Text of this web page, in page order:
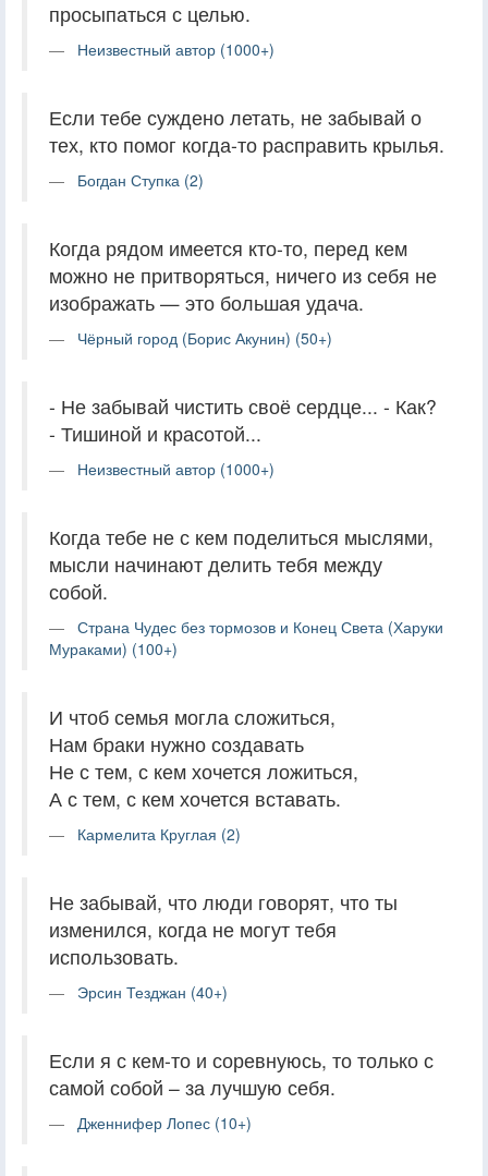
просыпаться с целью.
Неизвестный автор (1000+)
Если тебе суждено летать, не забывай о
тех, кто помог когда-то расправить крылья.
Богдан Ступка (2)
Когда рядом имеется кто-то, перед кем
можно не притворяться, ничего из себя не
изображать — это большая удача.
Чёрный город (Борис Акунин) (50+)
- Не забывай чистить своё сердце... - Как?
- Тишиной и красотой...
Неизвестный автор (1000+)
Когда тебе не с кем поделиться мыслями,
мысли начинают делить тебя между
собой.
Страна Чудес без тормозов и Конец Света (Харуки
Мураками) (100+)
И чтоб семья могла сложиться,
Нам браки нужно создавать
Не с тем, с кем хочется ложиться,
А с тем, с кем хочется вставать.
Кармелита Круглая (2)
Не забывай, что люди говорят, что ты
изменился, когда не могут тебя
использовать.
Эрсин Тезджан (40+)
Если я с кем-то и соревнуюсь, то только с
самой собой – за лучшую себя.
Дженнифер Лопес (10+)